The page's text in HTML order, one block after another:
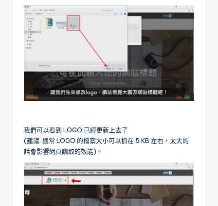
我們可以看到 LOGO 已經更新上去了
(建議: 通常 LOGO 的檔案大小可以抓在 5 KB 左右，太大的
話會影響網頁讀取的效能)。